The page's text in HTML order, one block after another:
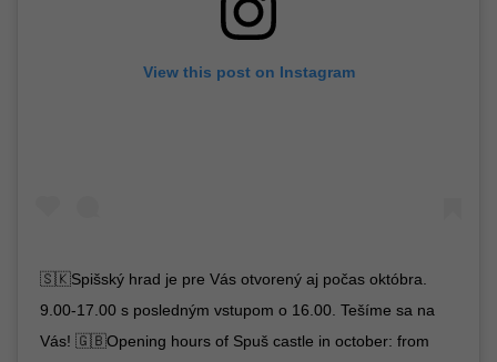
View this post on Instagram
🇸🇰Spišský hrad je pre Vás otvorený aj počas októbra.
9.00-17.00 s posledným vstupom o 16.00. Tešíme sa na
Vás! 🇬🇧Opening hours of Spuš castle in october: from